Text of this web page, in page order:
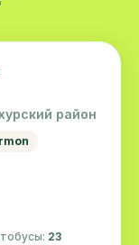
район
23